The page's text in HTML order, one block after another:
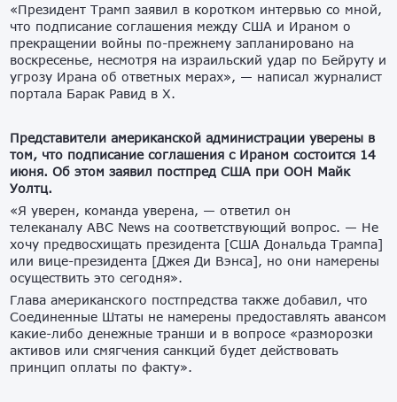
«Президент Трамп заявил в коротком интервью со мной,
что подписание соглашения между США и Ираном о
прекращении войны по-прежнему запланировано на
воскресенье, несмотря на израильский удар по Бейруту и
угрозу Ирана об ответных мерах», — написал журналист
портала Барак Равид в X.
Представители американской администрации уверены в
том, что подписание соглашения с Ираном состоится 14
июня. Об этом заявил постпред США при ООН Майк
Уолтц.
«Я уверен, команда уверена, — ответил он
телеканалу ABC News на соответствующий вопрос. — Не
хочу предвосхищать президента [США Дональда Трампа]
или вице-президента [Джея Ди Вэнса], но они намерены
осуществить это сегодня».
Глава американского постпредства также добавил, что
Соединенные Штаты не намерены предоставлять авансом
какие-либо денежные транши и в вопросе «разморозки
активов или смягчения санкций будет действовать
принцип оплаты по факту».